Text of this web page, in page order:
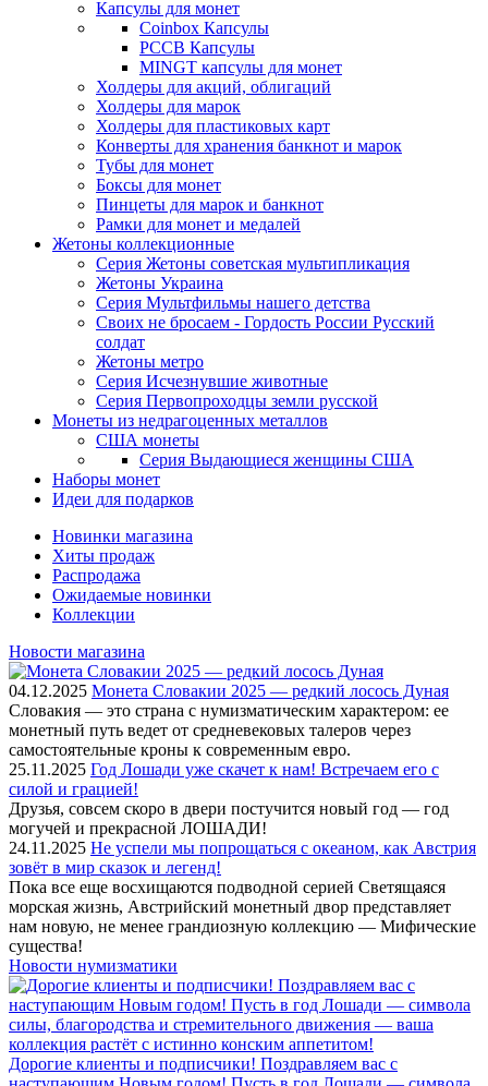
Капсулы для монет
Coinbox Капсулы
РССВ Капсулы
MINGT капсулы для монет
Холдеры для акций, облигаций
Холдеры для марок
Холдеры для пластиковых карт
Конверты для хранения банкнот и марок
Тубы для монет
Боксы для монет
Пинцеты для марок и банкнот
Рамки для монет и медалей
Жетоны коллекционные
Серия Жетоны советская мультипликация
Жетоны Украина
Серия Мультфильмы нашего детства
Своих не бросаем - Гордость России Русский
солдат
Жетоны метро
Серия Исчезнувшие животные
Серия Первопроходцы земли русской
Монеты из недрагоценных металлов
США монеты
Серия Выдающиеся женщины США
Наборы монет
Идеи для подарков
Новинки магазина
Хиты продаж
Распродажа
Ожидаемые новинки
Коллекции
Новости магазина
04.12.2025 Монета Словакии 2025 — редкий лосось Дуная
Словакия — это страна с нумизматическим характером: ее
монетный путь ведет от средневековых талеров через
самостоятельные кроны к современным евро.
25.11.2025 Год Лошади уже скачет к нам! Встречаем его с
силой и грацией!
Друзья, совсем скоро в двери постучится новый год — год
могучей и прекрасной ЛОШАДИ!
24.11.2025 Не успели мы попрощаться с океаном, как Австрия
зовёт в мир сказок и легенд!
Пока все еще восхищаются подводной серией Светящаяся
морская жизнь, Австрийский монетный двор представляет
нам новую, не менее грандиозную коллекцию — Мифические
существа!
Новости нумизматики
Дорогие клиенты и подписчики! Поздравляем вас с